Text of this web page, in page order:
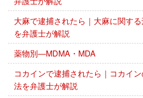
大麻で逮捕されたら｜大麻に関す
を弁護士が解説
薬物別―MDMA・MDA
コカインで逮捕されたら｜コカイ
法を弁護士が解説